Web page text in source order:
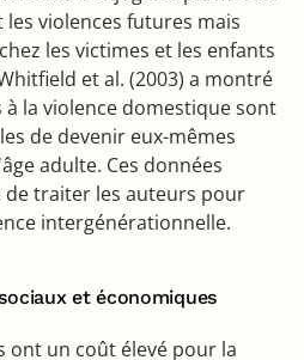
violences futures mais
les victimes et les enfants
et al. (2003) a montré
à la violence domestique sont
de devenir eux-mêmes
adulte. Ces données
traiter les auteurs pour
intergénérationnelle.
et économiques
ont un coût élevé pour la